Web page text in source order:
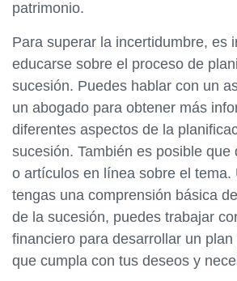
patrimonio.
Para superar la incertidumbre, es
educarse sobre el proceso de
sucesión. Puedes hablar con un
un abogado para obtener más
diferentes aspectos de la
sucesión. También es posible que
o artículos en línea sobre el tema.
tengas una comprensión básica
de la sucesión, puedes trabajar
financiero para desarrollar un
que cumpla con tus deseos y